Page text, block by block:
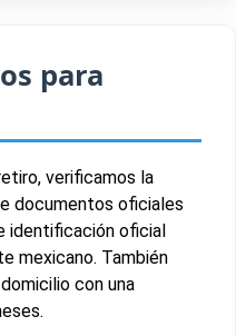
para
verificamos la
documentos oficiales
identificación oficial
mexicano. También
con una